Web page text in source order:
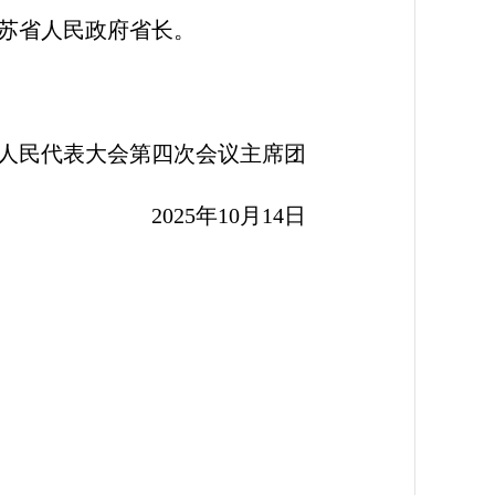
省人民政府省长。
民代表大会第四次会议主席团
2025年10月14日